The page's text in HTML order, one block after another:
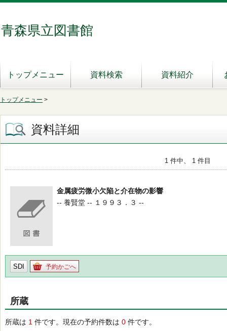
青森県立図書館
トップメニュー 資料検索 資料紹介
トップメニュー >
資料詳細
1 件中、 1 件目
金属疲労微小欠陥と介在物の影響
-- 養賢堂 -- １９９３．３ --
SDI 予約かごへ
所蔵
所蔵は 1 件です。現在の予約件数は 0 件です。